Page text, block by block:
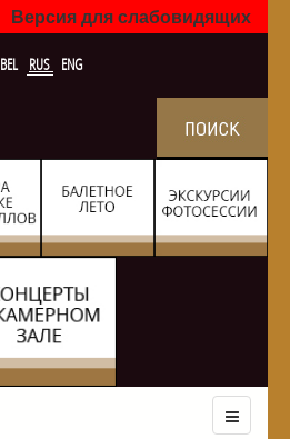
Версия для слабовидящих
BEL RUS ENG